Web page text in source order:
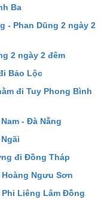
Ba
- Phan Dũng 2 ngày 2
2 ngày 2 đêm
Bảo Lộc
đi Tuy Phong Bình
- Đà Nẵng
đi Đồng Tháp
Ngưu Sơn
Liêng Lâm Đồng